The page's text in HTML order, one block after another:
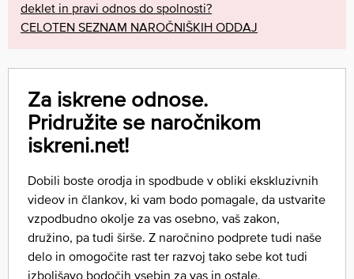
deklet in pravi odnos do spolnosti?
CELOTEN SEZNAM NAROČNIŠKIH ODDAJ
Za iskrene odnose.
Pridružite se naročnikom
iskreni.net!
Dobili boste orodja in spodbude v obliki ekskluzivnih
videov in člankov, ki vam bodo pomagale, da ustvarite
vzpodbudno okolje za vas osebno, vaš zakon,
družino, pa tudi širše. Z naročnino podprete tudi naše
delo in omogočite rast ter razvoj tako sebe kot tudi
izboljšavo bodočih vsebin za vas in ostale.